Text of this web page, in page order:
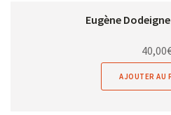
Eugène
40,00
AJOUTER AU